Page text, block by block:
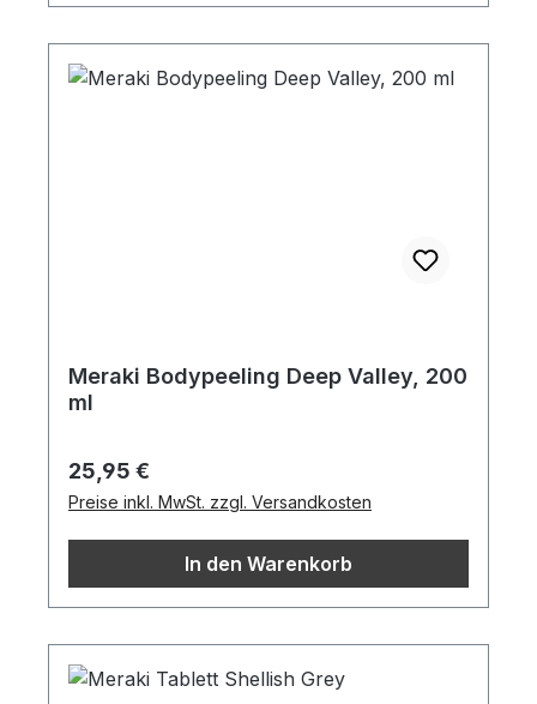
Meraki Bodypeeling Deep Valley, 200
ml
Regulärer Preis:
25,95 €
Preise inkl. MwSt. zzgl. Versandkosten
In den Warenkorb